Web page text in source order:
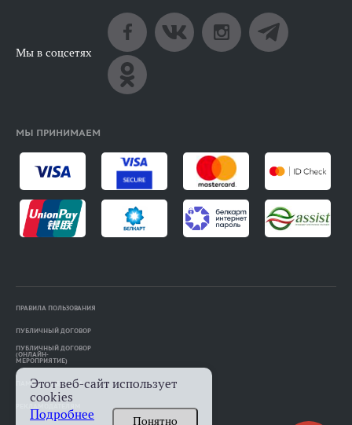
Мы в соцсетях
МЫ ПРИНИМАЕМ
ПРАВИЛА ПОЛЬЗОВАНИЯ
ПУБЛИЧНЫЙ ДОГОВОР
ПУБЛИЧНЫЙ ДОГОВОР
(ОНЛАЙН-
МЕРОПРИЯТИЕ)
ПАМЯТКА АВТОРАМ
Этот веб-сайт использует
cookies
Подробнее
Понятно